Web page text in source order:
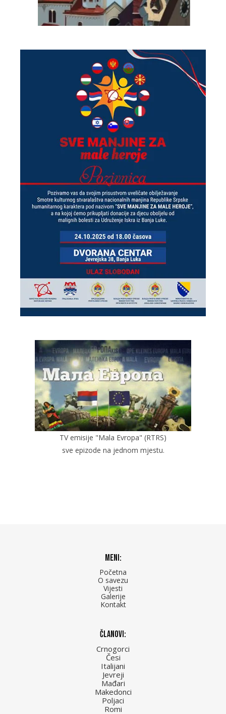
TV emisije "Mala Evropa" (RTRS)
sve epizode na jednom mjestu.
Meni:
Početna
O savezu
Vijesti
Galerije
Kontakt
Članovi:
Crnogorci
Česi
Italijani
Jevreji
Mađari
Makedonci
Poljaci
Romi